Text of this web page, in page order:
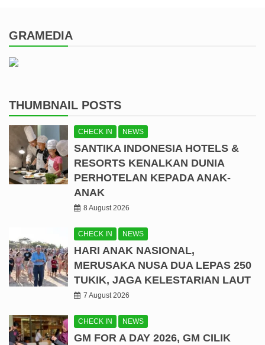
GRAMEDIA
THUMBNAIL POSTS
CHECK IN NEWS
SANTIKA INDONESIA HOTELS &
RESORTS KENALKAN DUNIA
PERHOTELAN KEPADA ANAK-
ANAK
8 August 2026
CHECK IN NEWS
HARI ANAK NASIONAL,
MERUSAKA NUSA DUA LEPAS 250
TUKIK, JAGA KELESTARIAN LAUT
7 August 2026
CHECK IN NEWS
GM FOR A DAY 2026, GM CILIK